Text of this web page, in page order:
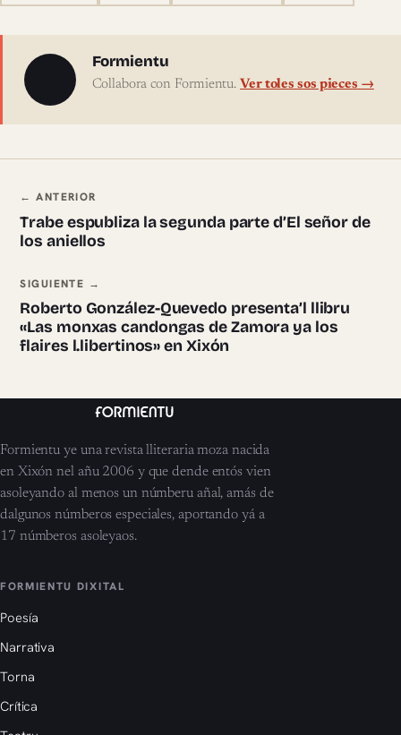
Sobre l'autor
Formientu
Collabora con Formientu. Ver toles sos pieces →
Navegación ente pieces
← ANTERIOR
Trabe espubliza la segunda parte d’El señor de
los aniellos
SIGUIENTE →
Roberto González-Quevedo presenta’l llibru
«Las monxas candongas de Zamora ya los
flaires l.libertinos» en Xixón
Formientu ye una revista lliteraria moza nacida
en Xixón nel añu 2006 y que dende entós vien
asoleyando al menos un númberu añal, amás de
dalgunos númberos especiales, aportando yá a
17 númberos asoleyaos.
FORMIENTU DIXITAL
Poesía
Narrativa
Torna
Crítica